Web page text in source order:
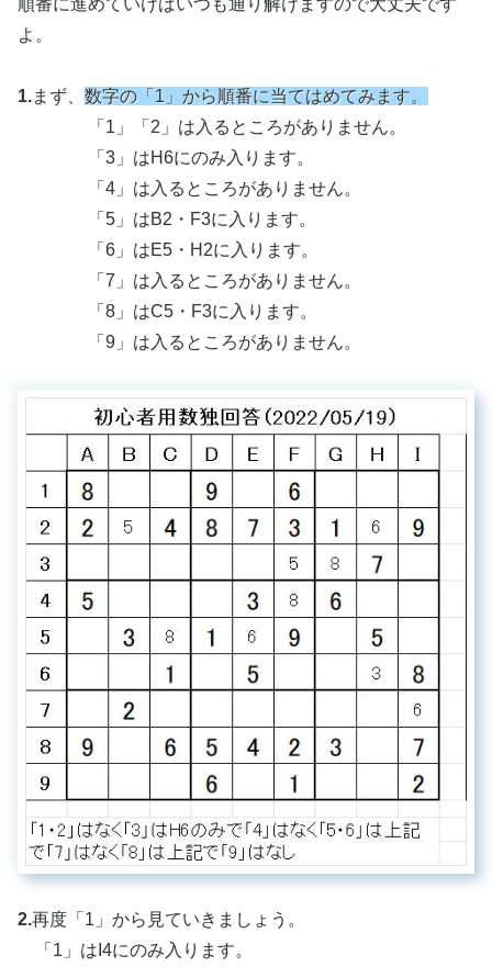
よ。
1.まず、 数字の「1」から順番に当てはめてみます。
「1」「2」は入るところがありません。
「3」はH6にのみ入ります。
「4」は入るところがありません。
「5」はB2・F3に入ります。
「6」はE5・H2に入ります。
「7」は入るところがありません。
「8」はC5・F3に入ります。
「9」は入るところがありません。
2.再度「1」から見ていきましょう。
「1」はI4にのみ入ります。